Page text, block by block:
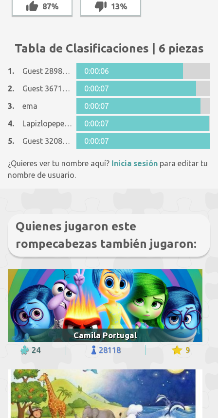
87% 13%
Tabla de Clasificaciones | 6 piezas
1. Guest 28983027
0:00:06
2.
Guest 36718063
0:00:07
3.
ema
0:00:07
4.
Lapizlopepez23
0:00:07
5.
Guest 32082966 0:00:07
¿Quieres ver tu nombre aquí? Inicia sesión para editar tu
nombre de usuario.
Quienes jugaron este
rompecabezas también jugaron:
Camila Portugal
24 28118 9